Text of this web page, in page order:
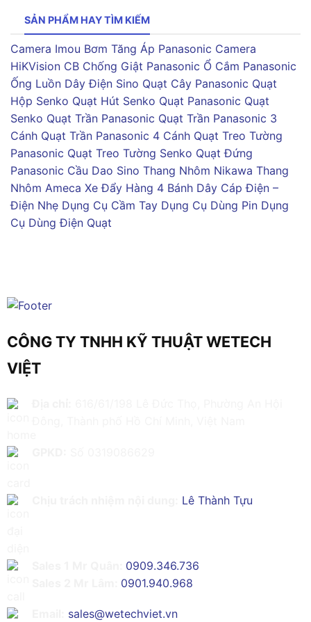
SẢN PHẨM HAY TÌM KIẾM
Camera Imou Bơm Tăng Áp Panasonic Camera
HiKVision CB Chống Giật Panasonic Ổ Cắm Panasonic
Ống Luồn Dây Điện Sino Quạt Cây Panasonic Quạt
Hộp Senko Quạt Hút Senko Quạt Panasonic Quạt
Senko Quạt Trần Panasonic Quạt Trần Panasonic 3
Cánh Quạt Trần Panasonic 4 Cánh Quạt Treo Tường
Panasonic Quạt Treo Tường Senko Quạt Đứng
Panasonic Cầu Dao Sino Thang Nhôm Nikawa Thang
Nhôm Ameca Xe Đẩy Hàng 4 Bánh Dây Cáp Điện –
Điện Nhẹ Dụng Cụ Cầm Tay Dụng Cụ Dùng Pin Dụng
Cụ Dùng Điện Quạt
CÔNG TY TNHH KỸ THUẬT WETECH
VIỆT
Lê Thành Tựu
0909.346.736
0901.940.968
sales@wetechviet.vn